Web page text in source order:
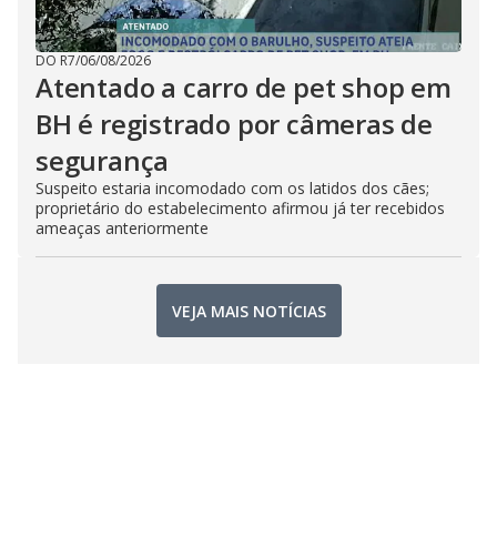
DO R7/06/08/2026
Atentado a carro de pet shop em
BH é registrado por câmeras de
segurança
Suspeito estaria incomodado com os latidos dos cães;
proprietário do estabelecimento afirmou já ter recebidos
ameaças anteriormente
VEJA MAIS NOTÍCIAS